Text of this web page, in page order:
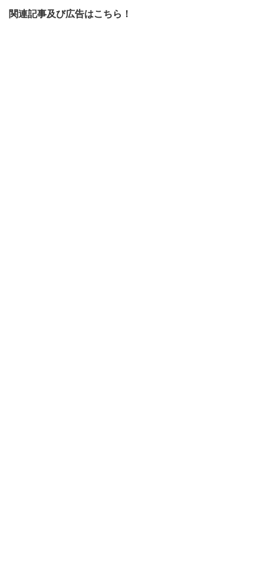
関連記事及び広告はこちら！